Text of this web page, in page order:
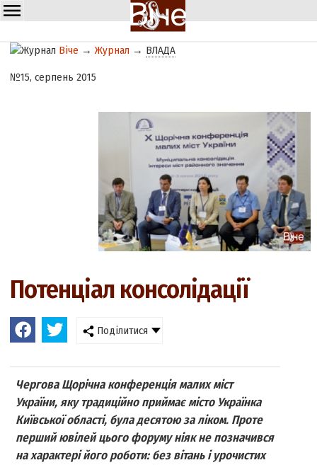
Віче →Журнал → ВЛАДА
№15, серпень 2015
Потенціал консолідації
Поділитися
Чергова Щорічна конференція малих міст
України, яку традиційно приймає місто Українка
Київської області, була десятою за ліком. Проте
перший ювілей цього форуму ніяк не позначився
на характері його роботи: без вітань і урочистих